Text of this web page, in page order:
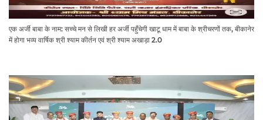
एक अर्जी बाबा के नाम: सच्चे मन से लिखी हर अर्जी पहुँचेगी खाटू धाम में बाबा के श्रीचरणों तक, बीकानेर
में होगा भव्य वार्षिक श्री श्याम कीर्तन एवं श्री श्याम अखाड़ा 2.0